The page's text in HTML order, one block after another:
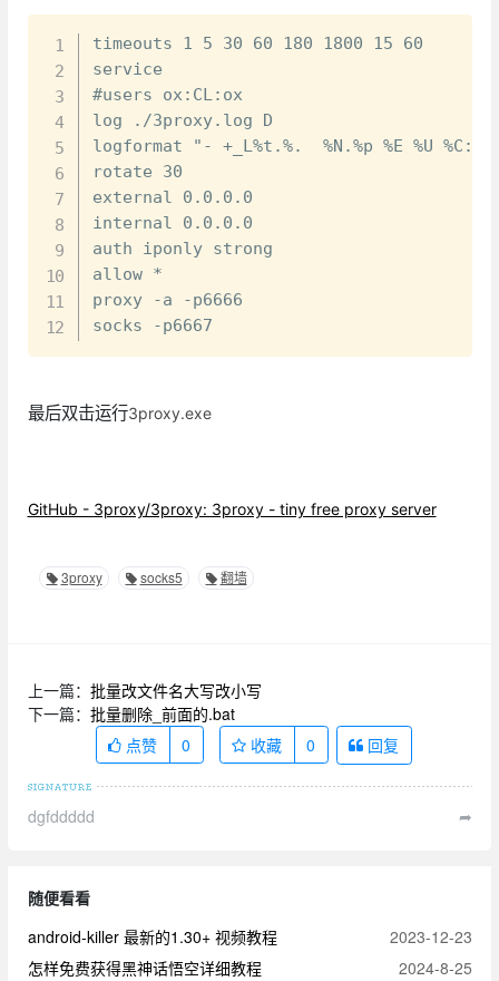
timeouts 1 5 30 60 180 1800 15 60
service
#users ox:CL:ox
log ./3proxy.log D
logformat "- +_L%t.%.  %N.%p %E %U %C:%c
rotate 30
external 0.0.0.0
internal 0.0.0.0
auth iponly strong
allow *
proxy -a -p6666
socks -p6667
最后双击运行3proxy.exe
GitHub - 3proxy/3proxy: 3proxy - tiny free proxy server
3proxy socks5 翻墙
上一篇： 批量改文件名大写改小写
下一篇： 批量删除_前面的.bat
点赞
0 收藏 0 回复
dgfddddd ➦
随便看看
android-killer 最新的1.30+ 视频教程
2023-12-23
怎样免费获得黑神话悟空详细教程
2024-8-25